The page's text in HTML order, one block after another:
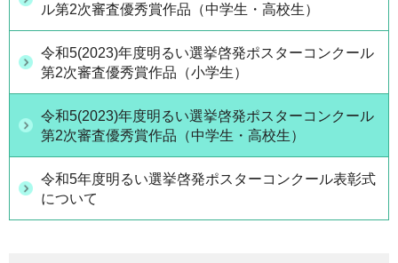
ル第2次審査優秀賞作品（中学生・高校生）
令和5(2023)年度明るい選挙啓発ポスターコンクール
第2次審査優秀賞作品（小学生）
令和5(2023)年度明るい選挙啓発ポスターコンクール
第2次審査優秀賞作品（中学生・高校生）
令和5年度明るい選挙啓発ポスターコンクール表彰式
について